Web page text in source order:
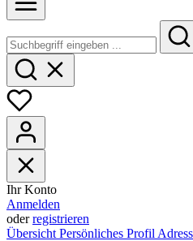
Ihr Konto
Anmelden
oderregistrieren
Übersicht Persönliches Profil